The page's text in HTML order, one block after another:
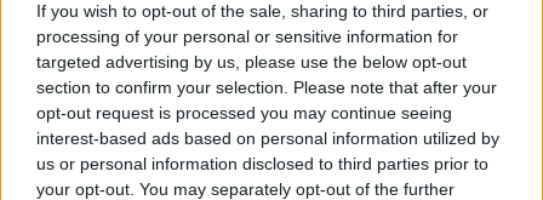
If you wish to opt-out of the sale, sharing to third parties, or
processing of your personal or sensitive information for
targeted advertising by us, please use the below opt-out
section to confirm your selection. Please note that after your
opt-out request is processed you may continue seeing
interest-based ads based on personal information utilized by
us or personal information disclosed to third parties prior to
your opt-out. You may separately opt-out of the further